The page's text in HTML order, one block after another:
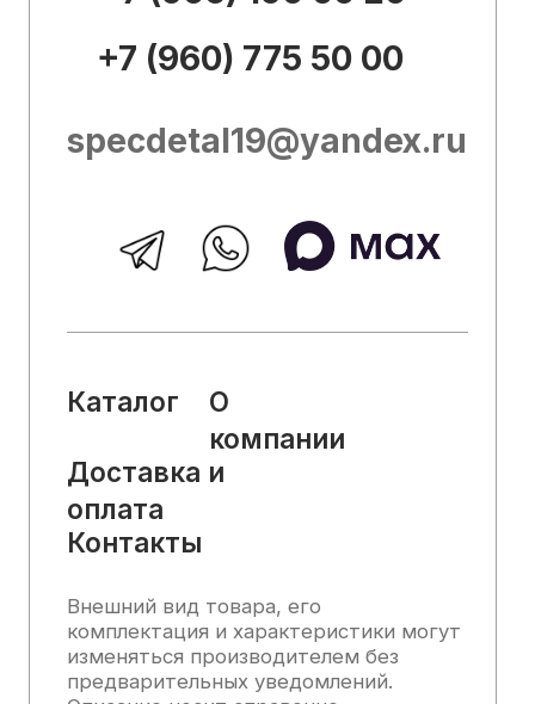
комплектация и характеристики могут
изменяться производителем без
предварительных уведомлений.
служить основанием для претензий.
Вся представленная на сайте
информационный характер и ни при
каких условиях не является публичной
офертой, определяемой положениями
Статьи 437 (2) Гражданского кодекса
Политика конфиденциальности